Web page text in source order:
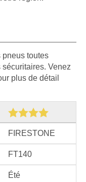
pneus toutes
Venez
plus de détail
FIRESTONE
FT140
Été